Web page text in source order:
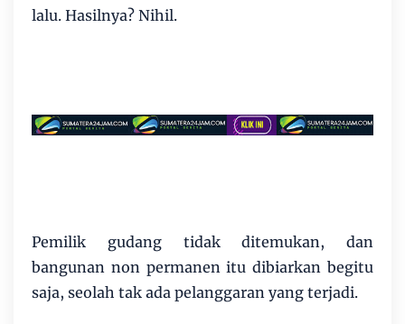
lalu. Hasilnya? Nihil.
Pemilik gudang tidak ditemukan, dan
bangunan non permanen itu dibiarkan begitu
saja, seolah tak ada pelanggaran yang terjadi.